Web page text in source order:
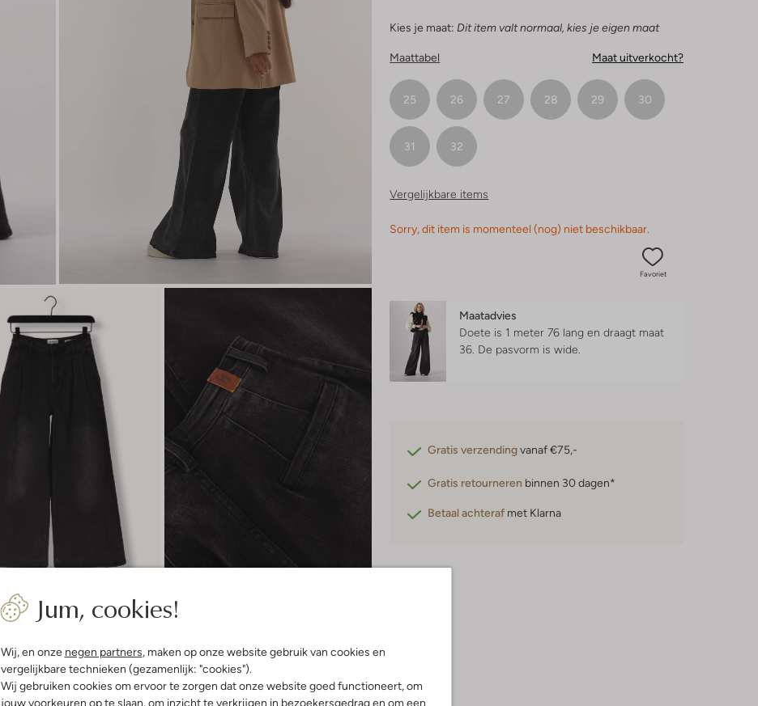
Jum, cookies!
Wij, en onze negen partners, maken op onze website gebruik van cookies en
vergelijkbare technieken (gezamenlijk: "cookies").
Wij gebruiken cookies om ervoor te zorgen dat onze website goed functioneert, om
jouw voorkeuren op te slaan, om inzicht te verkrijgen in bezoekersgedrag en om een
Kies je maat: Dit item valt normaal, kies je eigen maat
Maattabel Maat uitverkocht?
25 26 27 28 29 30
31 32
Vergelijkbare items
Sorry, dit item is momenteel (nog) niet beschikbaar.
Favoriet
Maatadvies
Doete is 1 meter 76 lang en draagt maat
36. De pasvorm iswide
Gratis verzendingvanaf €75,-
Gratis retourneren binnen 30 dagen*
Betaal achteraf met Klarna
Bezorgen & retourneren